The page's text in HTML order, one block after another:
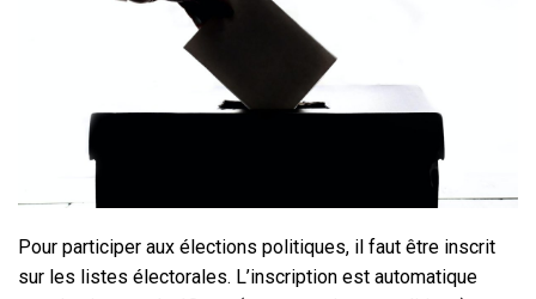
Pour participer aux élections politiques, il faut être inscrit
sur les listes électorales. L’inscription est automatique